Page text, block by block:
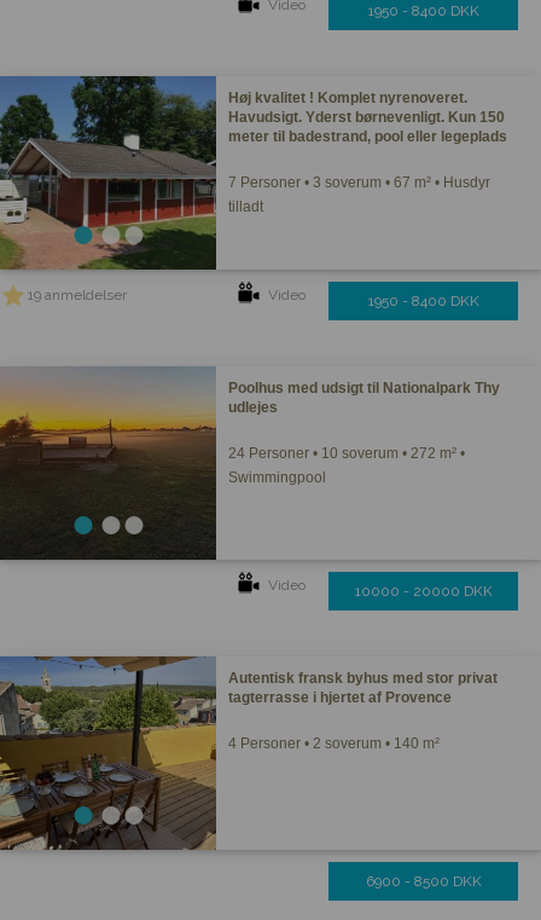
Video 1950 - 8400 DKK
Høj kvalitet ! Komplet nyrenoveret.
Havudsigt. Yderst børnevenligt. Kun 150
meter til badestrand, pool eller legeplads
7 Personer • 3 soverum • 67 m² • Husdyr
tilladt
19 anmeldelser Video 1950 - 8400 DKK
Poolhus med udsigt til Nationalpark Thy
udlejes
24 Personer • 10 soverum • 272 m² •
Swimmingpool
Video 10000 - 20000 DKK
Autentisk fransk byhus med stor privat
tagterrasse i hjertet af Provence
4 Personer • 2 soverum • 140 m²
6900 - 8500 DKK